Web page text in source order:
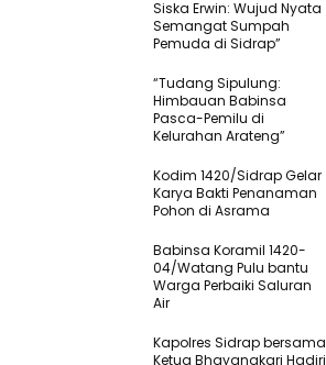
Siska Erwin: Wujud Nyata
Semangat Sumpah
Pemuda di Sidrap”
“Tudang Sipulung:
Himbauan Babinsa
Pasca-Pemilu di
Kelurahan Arateng”
Kodim 1420/Sidrap Gelar
Karya Bakti Penanaman
Pohon di Asrama
Babinsa Koramil 1420-
04/Watang Pulu bantu
Warga Perbaiki Saluran
Air
Kapolres Sidrap bersama
Ketua Bhayangkari Hadiri